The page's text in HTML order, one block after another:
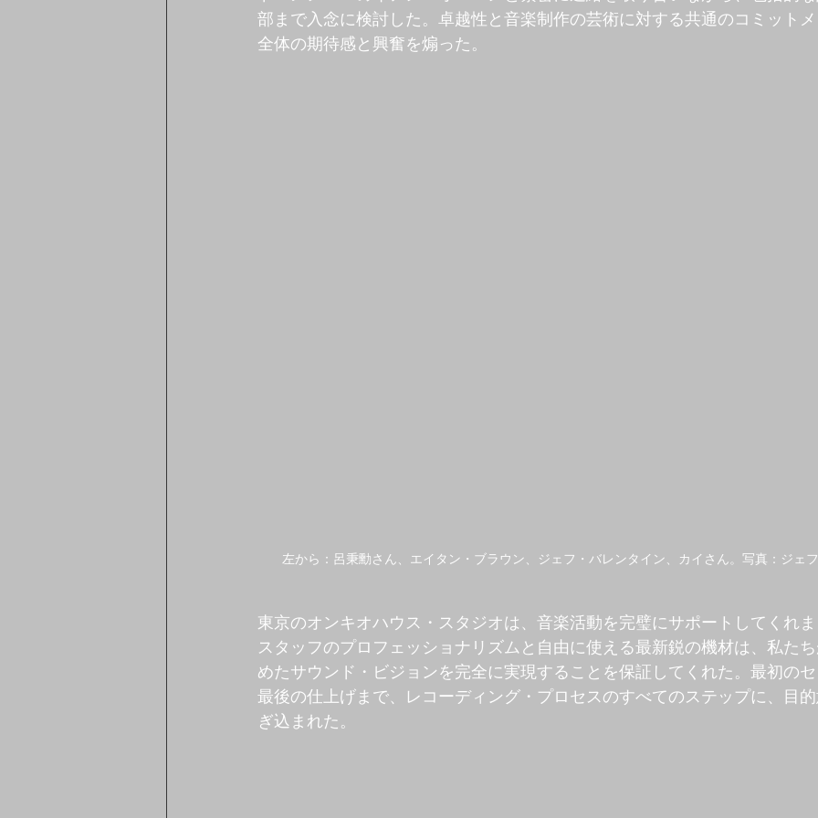
部まで入念に検討した。卓越性と音楽制作の芸術に対する共通のコミット
全体の期待感と興奮を煽った。
左から：呂秉勳さん、エイタン・ブラウン、ジェフ・バレンタイン、カイさん。写真：ジェ
東京のオンキオハウス・スタジオは、音楽活動を完璧にサポートしてくれ
スタッフのプロフェッショナリズムと自由に使える最新鋭の機材は、私た
めたサウンド・ビジョンを完全に実現することを保証してくれた。最初の
最後の仕上げまで、レコーディング・プロセスのすべてのステップに、目
ぎ込まれた。